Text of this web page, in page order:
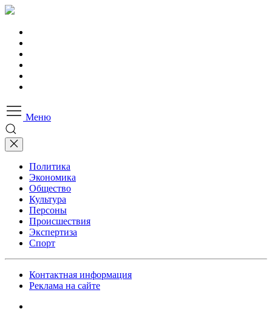
Меню
Политика
Экономика
Общество
Культура
Персоны
Происшествия
Экспертиза
Спорт
Контактная информация
Реклама на сайте